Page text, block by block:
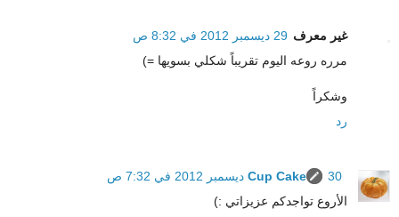
غير معرف 29 ديسمبر 2012 في 8:32 ص
مرره روعه اليوم تقريباً شكلي بسويها =)
وشكراً
رد
Cup Cake
30 ديسمبر 2012 في 7:32 ص
الأروع تواجدكم عزيزاتي :)